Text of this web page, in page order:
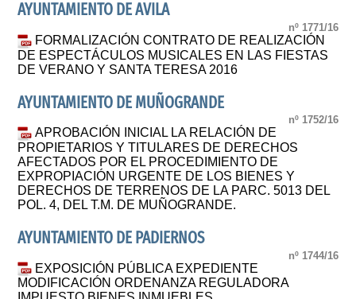
AYUNTAMIENTO DE AVILA
nº 1771/16
FORMALIZACIÓN CONTRATO DE REALIZACIÓN
DE ESPECTÁCULOS MUSICALES EN LAS FIESTAS
DE VERANO Y SANTA TERESA 2016
AYUNTAMIENTO DE MUÑOGRANDE
nº 1752/16
APROBACIÓN INICIAL LA RELACIÓN DE
PROPIETARIOS Y TITULARES DE DERECHOS
AFECTADOS POR EL PROCEDIMIENTO DE
EXPROPIACIÓN URGENTE DE LOS BIENES Y
DERECHOS DE TERRENOS DE LA PARC. 5013 DEL
POL. 4, DEL T.M. DE MUÑOGRANDE.
AYUNTAMIENTO DE PADIERNOS
nº 1744/16
EXPOSICIÓN PÚBLICA EXPEDIENTE
MODIFICACIÓN ORDENANZA REGULADORA